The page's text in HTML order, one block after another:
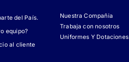
del País.
equipo?
al cliente
Nuestra Compañia
Trabaja con nosotros
Uniformes Y Dotaciones